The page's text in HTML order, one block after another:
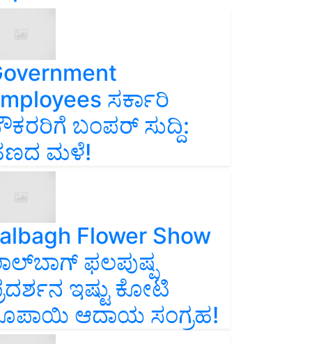
ಸರ್ಕಾರಿ
ಬಂಪರ್‌ ಸುದ್ದಿ:
ಮಳೆ!
Flower Show
ಫಲಪುಷ್ಪ
ಇಷ್ಟು ಕೋಟಿ
ಆದಾಯ ಸಂಗ್ರಹ!